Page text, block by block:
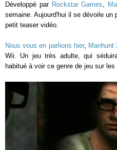
Développé par Rockstar Games,
semaine. Aujourd'hui il se dévoile
petit teaser vidéo.
Nous vous en parlions hier, Manhunt
Wii. Un jeu très adulte, qui
habitué à voir ce genre de jeu sur